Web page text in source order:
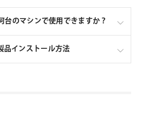
台のマシンで使用できますか？
、2台までのマシンで使用する事が
品インストール方法